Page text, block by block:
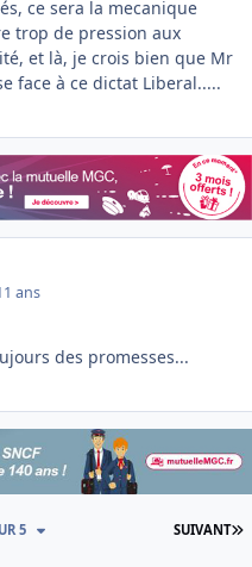
ce sera la mecanique
trop de pression aux
et là, je crois bien que Mr
face à ce dictat Liberal.....
ans
des promesses...
SUIVANT
5